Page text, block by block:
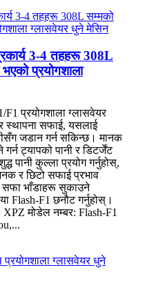
3-4 तहहरू 308L
प्रयोगशाला
F1 प्रयोगशाला ग्लासवेयर
स्थापना सफाई, यसलाई
जडान गर्न सकिन्छ। मानक
ट्यापको पानी र डिटर्जेंट
पानी कुल्ला प्रयोग गर्नुहोस्,
र छिटो सफाई प्रभाव
भाँडाहरू सुकाउने
F1 छनौट गर्नुहोस्।
XPZ मोडेल नम्बर: Flash-F1